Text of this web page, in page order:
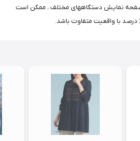
صفحه نمایش دستگاههای مختلف ، ممکن است